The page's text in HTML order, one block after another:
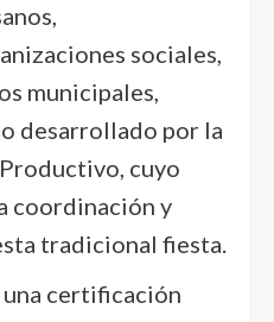
sociales,
municipales,
desarrollado por la
cuyo
coordinación y
tradicional fiesta.
una certificación